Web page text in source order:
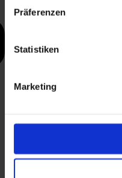
Präferenzen
Statistiken
Marketing